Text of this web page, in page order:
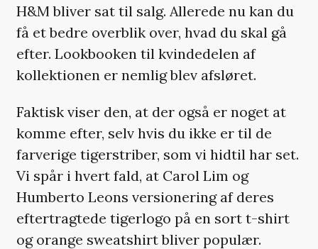
H&M bliver sat til salg. Allerede nu kan du
få et bedre overblik over, hvad du skal gå
efter. Lookbooken til kvindedelen af
kollektionen er nemlig blev afsløret.
Faktisk viser den, at der også er noget at
komme efter, selv hvis du ikke er til de
farverige tigerstriber, som vi hidtil har set.
Vi spår i hvert fald, at Carol Lim og
Humberto Leons versionering af deres
eftertragtede tigerlogo på en sort t-shirt
og orange sweatshirt bliver populær.